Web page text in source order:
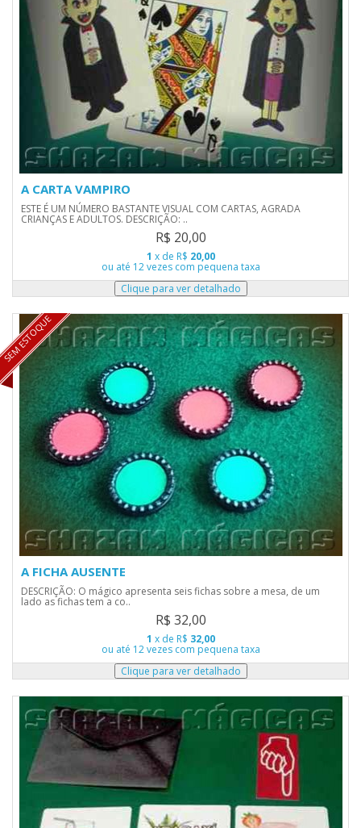
A CARTA VAMPIRO
ESTE É UM NÚMERO BASTANTE VISUAL COM CARTAS, AGRADA
CRIANÇAS E ADULTOS. DESCRIÇÃO: ..
R$ 20,00
1 x de R$ 20,00
ou até 12 vezes com pequena taxa
SEM ESTOQUE
A FICHA AUSENTE
DESCRIÇÃO: O mágico apresenta seis fichas sobre a mesa, de um
lado as fichas tem a co..
R$ 32,00
1 x de R$ 32,00
ou até 12 vezes com pequena taxa